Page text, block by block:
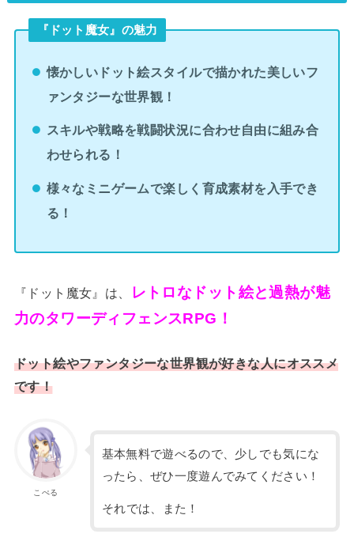
『ドット魔女』の魅力
懐かしいドット絵スタイルで描かれた美しいフ
ァンタジーな世界観！
スキルや戦略を戦闘状況に合わせ自由に組み合
わせられる！
様々なミニゲームで楽しく育成素材を入手でき
る！
『ドット魔女』は、
レトロなドット絵と過熱が魅
力のタワーディフェンスRPG！
ドット絵やファンタジーな世界観が好きな人にオススメ
です！
こぺる
基本無料で遊べるので、少しでも気にな
ったら、ぜひ一度遊んでみてください！
それでは、また！